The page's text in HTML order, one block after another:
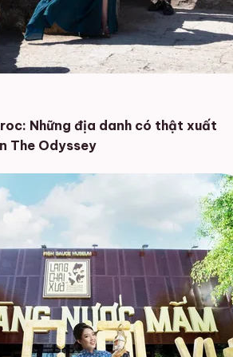
Những địa danh có thật xuất
The Odyssey